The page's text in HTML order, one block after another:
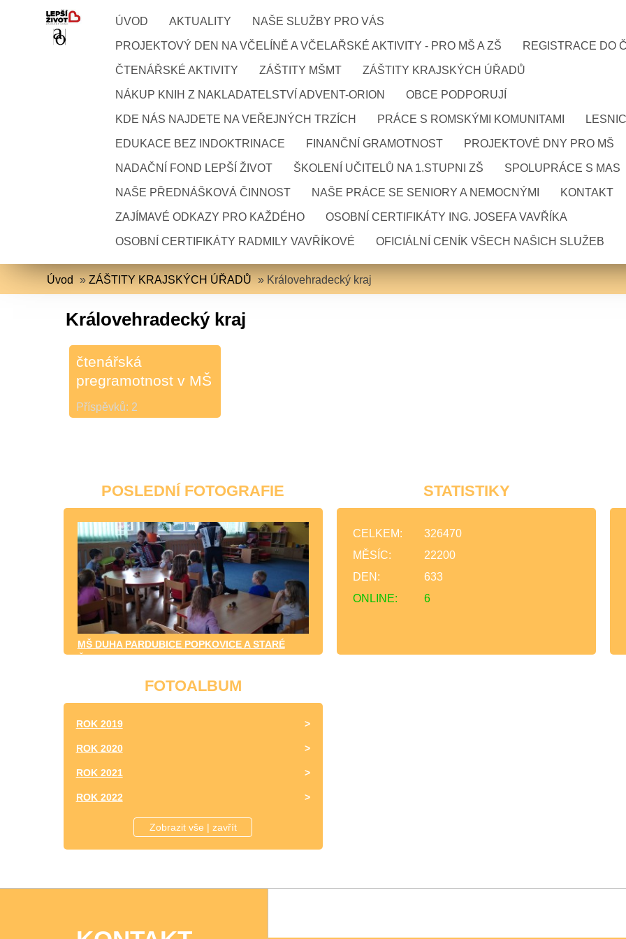
ÚVOD AKTUALITY NAŠE SLUŽBY PRO VÁS
PROJEKTOVÝ DEN NA VČELÍNĚ A VČELAŘSKÉ AKTIVITY - PRO MŠ A ZŠ REGISTRACE DO
ČTENÁŘSKÉ AKTIVITY ZÁŠTITY MŠMT ZÁŠTITY KRAJSKÝCH ÚŘADŮ
NÁKUP KNIH Z NAKLADATELSTVÍ ADVENT-ORION OBCE PODPORUJÍ
KDE NÁS NAJDETE NA VEŘEJNÝCH TRZÍCH PRÁCE S ROMSKÝMI KOMUNITAMI
EDUKACE BEZ INDOKTRINACE FINANČNÍ GRAMOTNOST PROJEKTOVÉ DNY PRO MŠ
NADAČNÍ FOND LEPŠÍ ŽIVOT ŠKOLENÍ UČITELŮ NA 1.STUPNI ZŠ SPOLUPRÁCE S MAS
NAŠE PŘEDNÁŠKOVÁ ČINNOST NAŠE PRÁCE SE SENIORY A NEMOCNÝMI KONTAKT
ZAJÍMAVÉ ODKAZY PRO KAŽDÉHO OSOBNÍ CERTIFIKÁTY ING. JOSEFA VAVŘÍKA
OSOBNÍ CERTIFIKÁTY RADMILY VAVŘÍKOVÉ OFICIÁLNÍ CENÍK VŠECH NAŠICH SLUŽEB
Úvod »ZÁŠTITY KRAJSKÝCH ÚŘADŮ » Královehradecký kraj
Královehradecký kraj
čtenářská
pregramotnost v MŠ
Příspěvků: 2
POSLEDNÍ FOTOGRAFIE
MŠ DUHA PARDUBICE POPKOVICE A STARÉ
ČIVICE
STATISTIKY
ONLINE: 6
CELKEM:
326470
MĚSÍC:
22200
DEN:
633
FOTOALBUM
ROK 2019
ROK 2020
ROK 2021
ROK 2022
Zobrazit vše | zavřít